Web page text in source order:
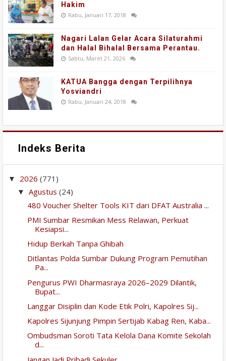
Hakim
Rabu, Januari 17, 2018
Nagari Lalan Gelar Acara Silaturahmi
dan Halal Bihalal Bersama Perantau.
Sabtu, Maret 21, 2026
KATUA Bangga dengan Terpilihnya
Yosviandri
Rabu, Januari 24, 2018
Indeks Berita
▼ 2026 (771)
▼ Agustus (24)
480 Voucher Shelter Tools KIT dari DFAT Australia ...
PMI Sumbar Resmikan Mess Relawan, Perkuat
Kesiapsi...
Hidup Berkah Tanpa Ghibah
Ditlantas Polda Sumbar Dukung Program Pemutihan
Pa...
Pengurus PWI Dharmasraya 2026–2029 Dilantik,
Bupat...
Langgar Disiplin dan Kode Etik Polri, Kapolres Sij...
Kapolres Sijunjung Pimpin Sertijab Kabag Ren, Kaba...
Ombudsman Soroti Tata Kelola Dana Komite Sekolah
d...